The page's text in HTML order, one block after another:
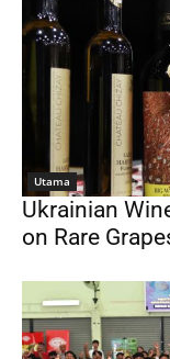
Utama
Ukrainian
on Rare